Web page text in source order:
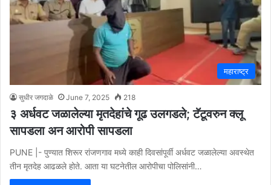
महाराष्ट्र
सुधीर जगदाळे June 7, 2025 218
३ अर्धवट जळालेल्या मृतदेहांचे गूढ उलगडले; टॅटूवरुन क्लू
सापडला अन आरोपी सापडला
PUNE |- पुण्यात शिरूर रांजणगाव मध्ये काही दिवसांपूर्वी अर्धवट जळालेल्या अवस्थेत
तीन मृतदेह आढळले होते. आता या घटनेतील आरोपीचा पोलिसांनी…